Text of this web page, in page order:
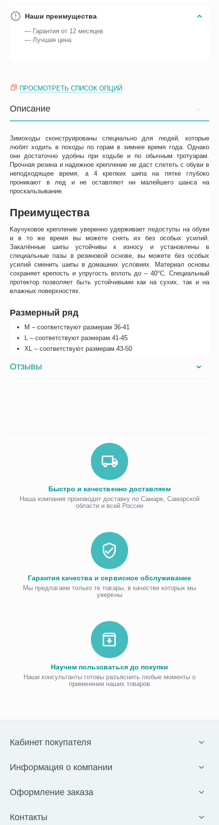
Наши преимущества
— Гарантия от 12 месяцев
— Лучшая цена
ПРОСМОТРЕТЬ СПИСОК ОПЦИЙ
Описание
Зимоходы сконструированы специально для людей, которые
любят ходить в походы по горам в зимнее время года. Однако
они достаточно удобны при ходьбе и по обычным тротуарам.
Прочная резина и надежное крепление не даст слететь с обуви в
неподходящее время, а 4 крепких шипа на пятке глубоко
проникают в лед и не оставляют ни малейшего шанса на
проскальзывание.
Преимущества
Каучуковое крепление уверенно удерживает ледоступы на обуви
и в то же время вы можете снять их без особых усилий.
Закалённые шипы устойчивы к износу и установлены в
специальные пазы в резиновой основе, вы можете без особых
усилий сменить шипы в домашних условиях. Материал основы
сохраняет крепость и упругость вплоть до – 40°С. Специальный
протектор позволяет быть устойчивыми как на сухих, так и на
влажных поверхностях.
Размерный ряд
М – соответствуют размерам 36-41
L – соответствуют размерам 41-45
XL – соответствуют размерам 43-50
Отзывы
Быстро и качественно доставляем
Наша компания производит доставку по Самаре, Самарской
области и всей России
Гарантия качества и сервисное обслуживание
Мы предлагаем только те товары, в качестве которых мы
уверены
Научим пользоваться до покупки
Наши консультанты готовы разъяснить любые моменты о
применении наших товаров
Кабинет покупателя
Информация о компании
Оформление заказа
Контакты